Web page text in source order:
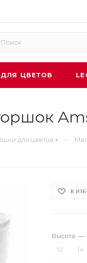
ЦВЕТОВ
для цветов —
В
Высота —
12
14